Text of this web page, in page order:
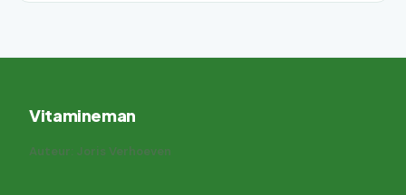
Vitamineman
Auteur: Joris Verhoeven